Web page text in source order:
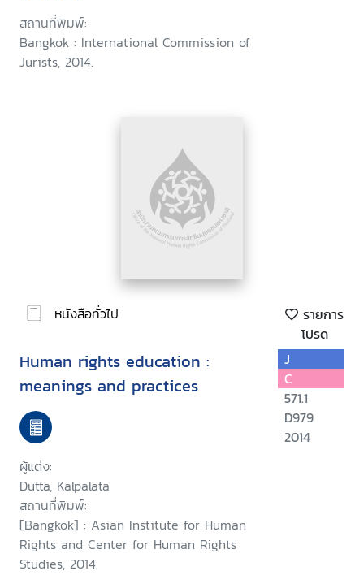
สถานที่พิมพ์:
Bangkok : International Commission of
Jurists, 2014.
หนังสือทั่วไป
รายการ
โปรด
Human rights education :
meanings and practices
ผู้แต่ง:
Dutta, Kalpalata
สถานที่พิมพ์:
[Bangkok] : Asian Institute for Human
Rights and Center for Human Rights
Studies, 2014.
J
C
571.1
D979
2014